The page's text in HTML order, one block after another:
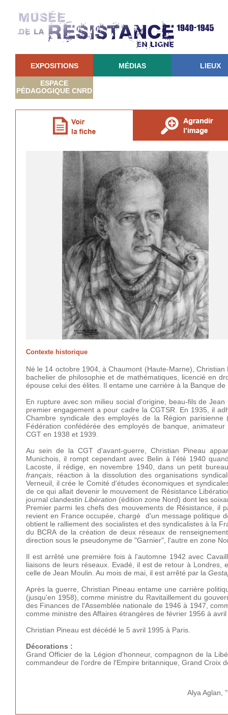
EXPOSITIONS MÉDIAS LIEUX
ESPACE
PÉDAGOGIQUE CNRD
Contexte historique
Né le 14 octobre 1904, à Chaumont (Haute-Marne),
bachelier de philosophie et de mathématiques, licencié en
épouse celui des élites. Il entame une carrière à la Banque
En rupture avec son milieu social d'origine, beau-fils de
premier engagement a pour cadre la CGTSR. En 1935, il
Chambre syndicale des employés de la Région
Fédération confédérée des employés de banque,
CGT en 1938 et 1939.
Au sein de la CGT d'avant-guerre, Christian Pineau
Munichois, il rompt cependant avec Belin à l'été 1940
Lacoste, il rédige, en novembre 1940, dans un petit
français , réaction à la dissolution des organisations
Verneuil, il crée le Comité d'études économiques et
de ce qui allait devenir le mouvement de Résistance
journal clandestin Libération (édition zone Nord) dont les
Premier parmi les chefs des mouvements de Résistance,
revient en France occupée, chargé d'un message politique
obtient le ralliement des socialistes et des syndicalistes à la
du BCRA de la création de deux réseaux de
direction sous le pseudonyme de "Garnier", l'autre en zone
Il est arrêté une première fois à l'automne 1942 avec
liaisons de leurs réseaux. Evadé, il est de retour à
celle de Jean Moulin. Au mois de mai, il est arrêté par la
Après la guerre, Christian Pineau entame une carrière
(jusqu'en 1958), comme ministre du Ravitaillement du
des Finances de l'Assemblée nationale de 1946 à 1947,
comme ministre des Affaires étrangères de février 1956 à
Christian Pineau est décédé le 5 avril 1995 à Paris.
Décorations :
Grand Officier de la Légion d'honneur, compagnon de la
commandeur de l'ordre de l'Empire britannique, Grand Croix
Alya Aglan,